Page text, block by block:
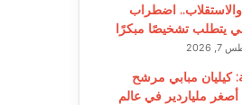
اضطراب
يتطلب تشخيصًا مبكرًا
2026
كيليان مبابي مرشح
أصغر ملياردير في عالم